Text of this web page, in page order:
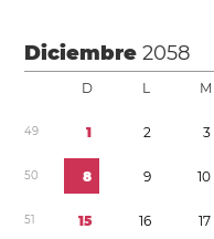
Diciembre2058
D L M
49 1 2 3
50 8 9 10
51 15 16 17